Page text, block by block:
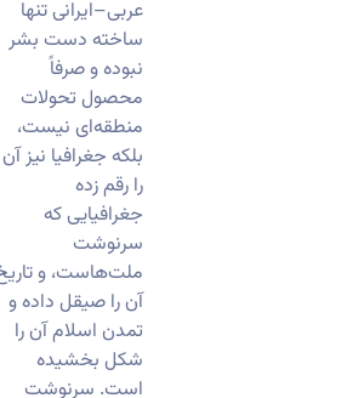
عربی–ایرانی تنها
ساخته دست بشر
نبوده و صرفاً
محصول تحولات
منطقه‌ای نیست،
بلکه جغرافیا نیز آن
را رقم زده
جغرافیایی که
سرنوشت
ملت‌هاست، و تاریخ
آن را صیقل داده و
تمدن اسلام آن را
شکل بخشیده
است. سرنوشت